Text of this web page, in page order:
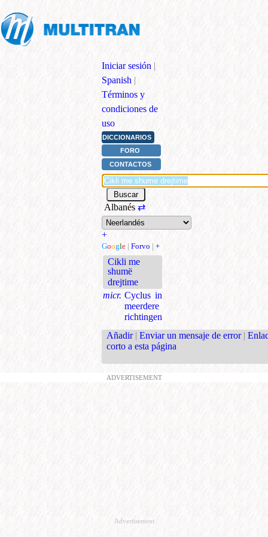
Iniciar sesión |
Spanish |
Términos y
condiciones de
uso
DICCIONARIOS
FORO
CONTACTOS
Albanés ⇄
+
Google | Forvo | +
Cikli me
shumë
drejtime
micr. Cyclus in
meerdere
richtingen
Añadir | Enviar un mensaje de error |
corto a esta página
ADVERTISEMENT
Advertisement